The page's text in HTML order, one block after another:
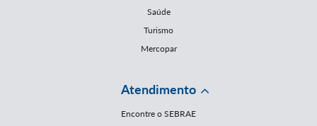
Saúde
Turismo
Mercopar
Atendimento
Encontre o SEBRAE